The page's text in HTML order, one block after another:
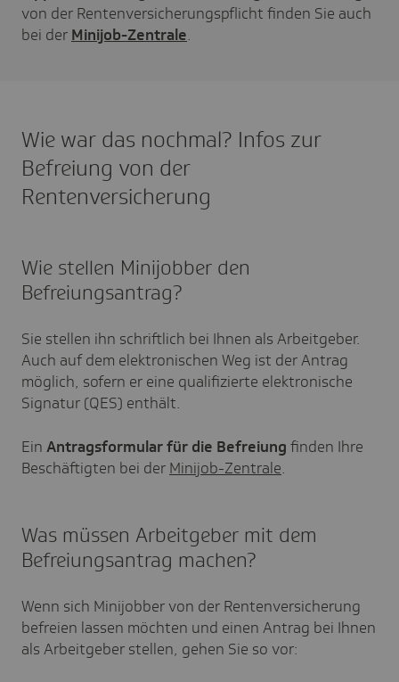
von der Rentenversicherungspflicht finden Sie auch
bei der Minijob-Zentrale.
Wie war das nochmal? Infos zur
Befreiung von der
Rentenversicherung
Wie stellen Minijobber den
Befreiungsantrag?
Sie stellen ihn schriftlich bei Ihnen als Arbeitgeber.
Auch auf dem elektronischen Weg ist der Antrag
möglich, sofern er eine qualifizierte elektronische
Signatur (QES) enthält.
Ein Antragsformular für die Befreiung finden Ihre
Beschäftigten bei der Minijob-Zentrale.
Was müssen Arbeitgeber mit dem
Befreiungsantrag machen?
Wenn sich Minijobber von der Rentenversicherung
befreien lassen möchten und einen Antrag bei Ihnen
als Arbeitgeber stellen, gehen Sie so vor: